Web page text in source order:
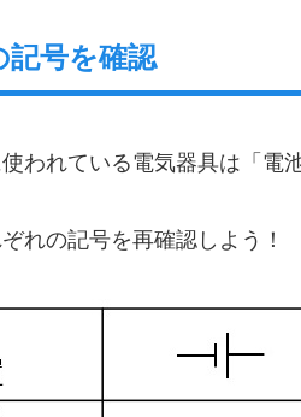
記号を確認
われている電気器具は「電
れの記号を再確認しよう！